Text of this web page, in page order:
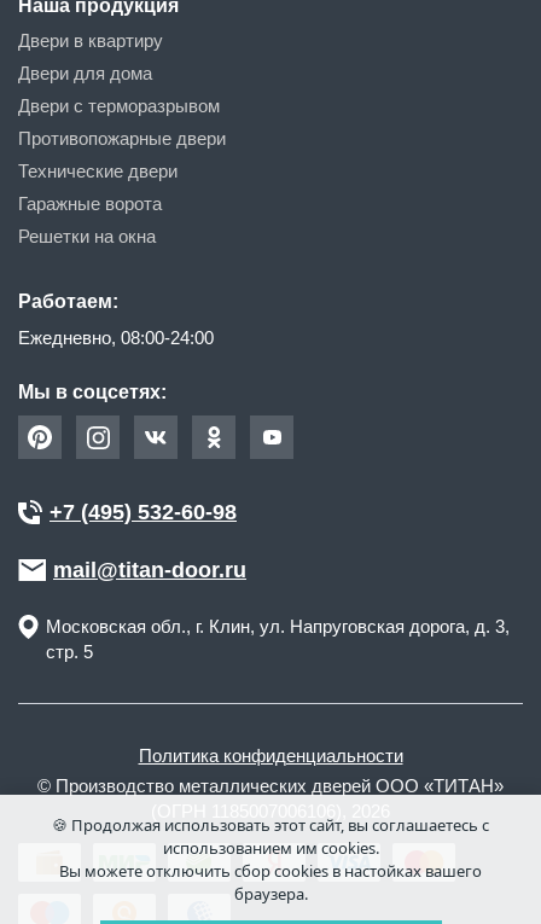
Наша продукция
Двери в квартиру
Двери для дома
Двери с терморазрывом
Противопожарные двери
Технические двери
Гаражные ворота
Решетки на окна
Работаем:
Ежедневно, 08:00-24:00
Мы в соцсетях:
+7 (495) 532-60-98
mail@titan-door.ru
Московская обл., г. Клин, ул. Напруговская дорога, д. 3,
стр. 5
Политика конфиденциальности
© Производство металлических дверей ООО «ТИТАН»
🍪 Продолжая использовать этот сайт, вы соглашаетесь с
использованием им cookies.
Вы можете отключить сбор cookies в настойках вашего
браузера.